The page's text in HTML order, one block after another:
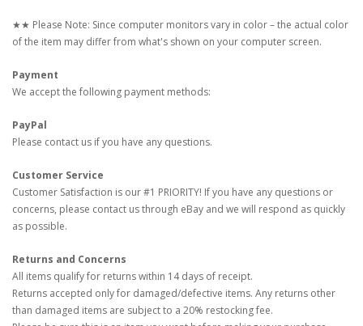
★★ Please Note: Since computer monitors vary in color – the actual color
of the item may differ from what's shown on your computer screen.
Payment
We accept the following payment methods:
PayPal
Please contact us if you have any questions.
Customer Service
Customer Satisfaction is our #1 PRIORITY! If you have any questions or
concerns, please contact us through eBay and we will respond as quickly
as possible.
Returns and Concerns
All items qualify for returns within 14 days of receipt.
Returns accepted only for damaged/defective items. Any returns other
than damaged items are subject to a 20% restocking fee.